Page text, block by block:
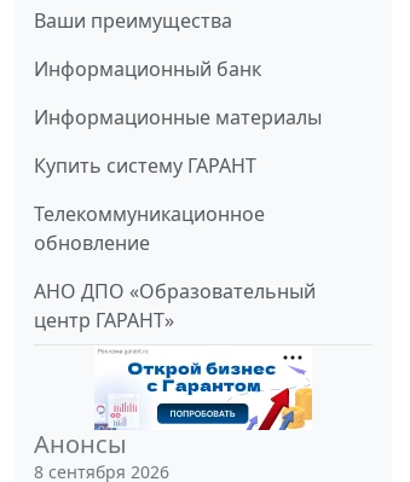
Ваши преимущества
Информационный банк
Информационные материалы
Купить систему ГАРАНТ
Телекоммуникационное
обновление
АНО ДПО «Образовательный
центр ГАРАНТ»
Анонсы
8 сентября 2026